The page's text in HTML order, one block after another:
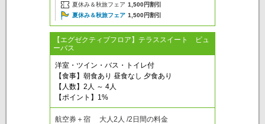
夏休み＆秋旅フェア 1,500円割引
夏休み＆秋旅フェア 1,500円割引
【エグゼクティブフロア】テラススイート ビュ
ーバス
洋室・ツイン・バス・トイレ付
【食事】朝食あり 昼食なし 夕食あり
【人数】2人 ～ 4人
【ポイント】1%
航空券＋宿 大人2人 /2日間の料金